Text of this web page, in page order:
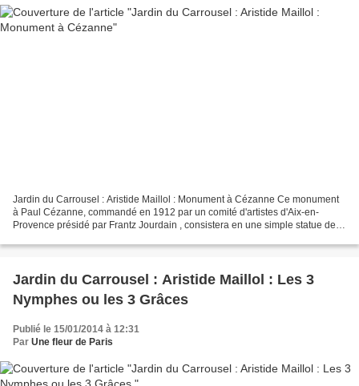
Jardin du Carrousel : Aristide Maillol : Monument à Cézanne Ce monument
à Paul Cézanne, commandé en 1912 par un comité d'artistes d'Aix-en-
Provence présidé par Frantz Jourdain , consistera en une simple statue de
Jardin du Carrousel : Aristide Maillol : Les 3
Nymphes ou les 3 Grâces
Publié le 15/01/2014 à 12:31
Par Une fleur de Paris